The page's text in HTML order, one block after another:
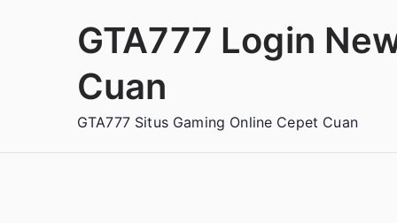
GTA777 Login
Cuan
GTA777 Situs Gaming Online Cepet Cuan